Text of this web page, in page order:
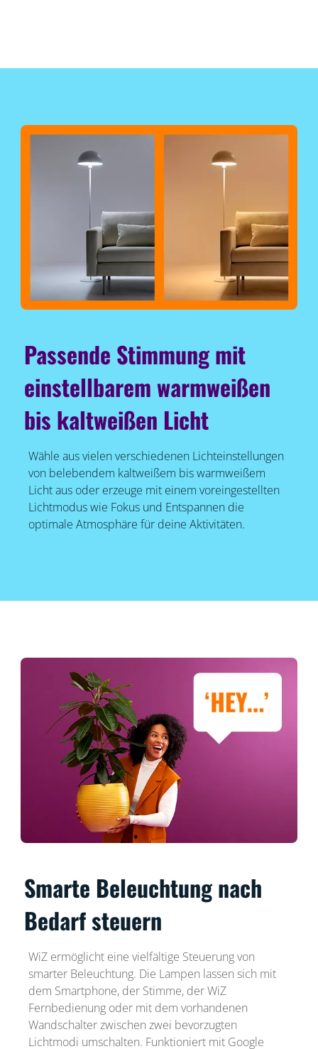
Passende Stimmung mit
einstellbarem warmweißen
bis kaltweißen Licht
Wähle aus vielen verschiedenen Lichteinstellungen
von belebendem kaltweißem bis warmweißem
Licht aus oder erzeuge mit einem voreingestellten
Lichtmodus wie Fokus und Entspannen die
optimale Atmosphäre für deine Aktivitäten.
Smarte Beleuchtung nach
Bedarf steuern
WiZ ermöglicht eine vielfältige Steuerung von
smarter Beleuchtung. Die Lampen lassen sich mit
dem Smartphone, der Stimme, der WiZ
Fernbedienung oder mit dem vorhandenen
Wandschalter zwischen zwei bevorzugten
Lichtmodi umschalten. Funktioniert mit Google